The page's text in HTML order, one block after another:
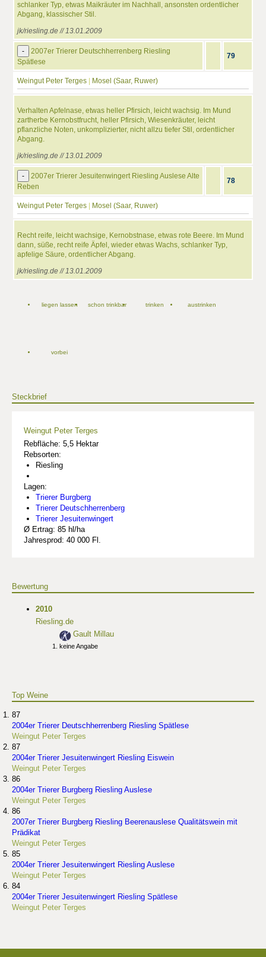
schlanker Typ, etwas Maikräuter im Nachhall, ansonsten ordentlicher
Abgang, klassischer Stil.
jk/riesling.de // 13.01.2009
-
2007er Trierer Deutschherrenberg Riesling
Spätlese
79
Weingut Peter Terges Mosel (Saar, Ruwer)
Verhalten Apfelnase, etwas heller Pfirsich, leicht wachsig. Im Mund
zartherbe Kernobstfrucht, heller Pfirsich, Wiesenkräuter, leicht
pflanzliche Noten, unkomplizierter, nicht allzu tiefer Stil, ordentlicher
Abgang.
jk/riesling.de // 13.01.2009
-
2007er Trierer Jesuitenwingert Riesling Auslese Alte
Reben
78
Weingut Peter Terges Mosel (Saar, Ruwer)
Recht reife, leicht wachsige, Kernobstnase, etwas rote Beere. Im Mund
dann, süße, recht reife Äpfel, wieder etwas Wachs, schlanker Typ,
apfelige Säure, ordentlicher Abgang.
jk/riesling.de // 13.01.2009
liegen lassen schon trinkbar trinken austrinken
vorbei
Steckbrief
Weingut Peter Terges
Rebfläche: 5,5 Hektar
Rebsorten:
Riesling
Lagen:
Trierer Burgberg
Trierer Deutschherrenberg
Trierer Jesuitenwingert
Ø Ertrag: 85 hl/ha
Jahresprod: 40 000 Fl.
Bewertung
2010
Riesling.de
Gault Millau
keine Angabe
Top Weine
87
2004er Trierer Deutschherrenberg Riesling Spätlese
Weingut Peter Terges
87
2004er Trierer Jesuitenwingert Riesling Eiswein
Weingut Peter Terges
86
2004er Trierer Burgberg Riesling Auslese
Weingut Peter Terges
86
2007er Trierer Burgberg Riesling Beerenauslese Qualitätswein mit
Prädikat
Weingut Peter Terges
85
2004er Trierer Jesuitenwingert Riesling Auslese
Weingut Peter Terges
84
2004er Trierer Jesuitenwingert Riesling Spätlese
Weingut Peter Terges